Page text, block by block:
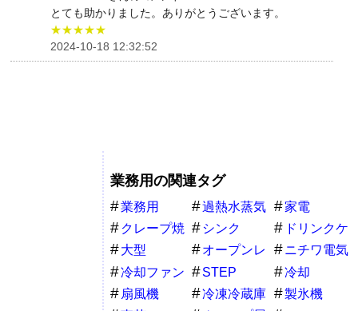
とても助かりました。ありがとうございます。
★★★★★
2024-10-18 12:32:52
業務用の関連タグ
業務用 過熱水蒸気
家電
クレープ焼
き機器
シンク
ドリンクケ
ース
大型
オープンレ
ンジ
ニチワ電気
冷却ファン
STEP
冷却
扇風機
冷凍冷蔵庫
製氷機